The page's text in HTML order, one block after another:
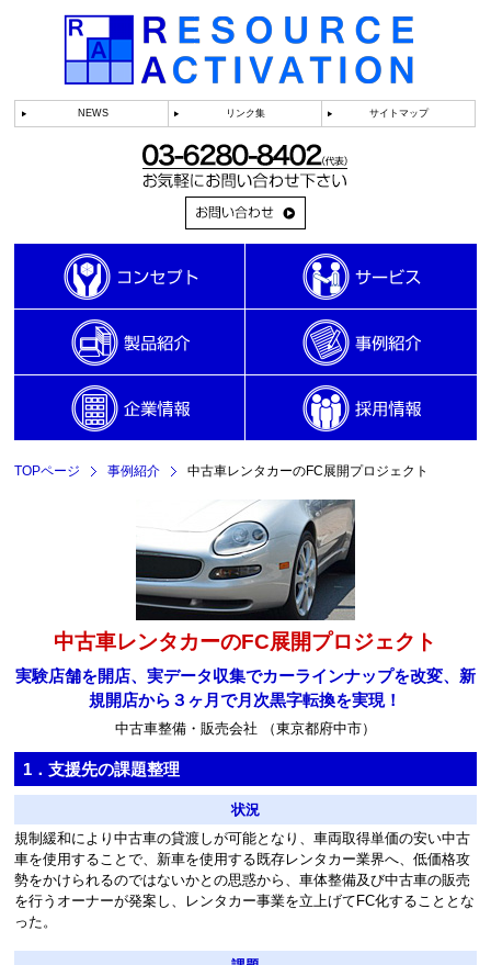
NEWS リンク集 サイトマップ
TOPページ 事例紹介 中古車レンタカーのFC展開プロジェクト
中古車レンタカーのFC展開プロジェクト
実験店舗を開店、実データ収集でカーラインナップを改変、新
規開店から３ヶ月で月次黒字転換を実現！
中古車整備・販売会社 （東京都府中市）
1．支援先の課題整理
状況
規制緩和により中古車の貸渡しが可能となり、車両取得単価の安い中古
車を使用することで、新車を使用する既存レンタカー業界へ、低価格攻
勢をかけられるのではないかとの思惑から、車体整備及び中古車の販売
を行うオーナーが発案し、レンタカー事業を立上げてFC化することとな
った。